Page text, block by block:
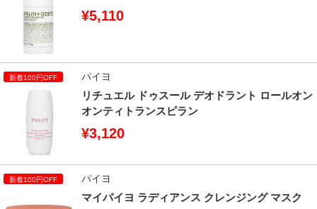
¥5,110
パイヨ
リチュエル ドゥスール デオドラント ロールオン
オンティトランスピラン
¥3,120
パイヨ
マイパイヨ ラディアンス クレンジング マスク